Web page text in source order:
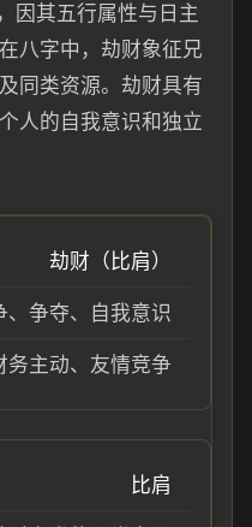
因其五行属性与日主
八字中，劫财象征兄
同类资源。劫财具有
人的自我意识和独立
劫财（比肩）
、争夺、自我意识
务主动、友情竞争
比肩